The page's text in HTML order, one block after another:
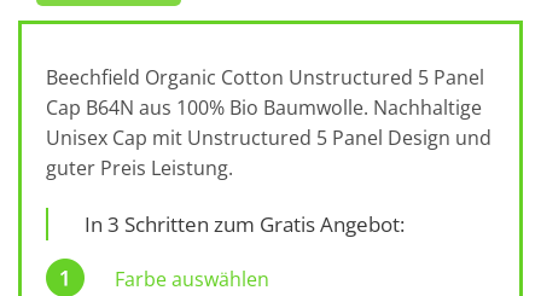
Beechfield Organic Cotton Unstructured 5 Panel
Cap B64N aus 100% Bio Baumwolle. Nachhaltige
Unisex Cap mit Unstructured 5 Panel Design und
guter Preis Leistung.
In 3 Schritten zum Gratis Angebot:
Farbe auswählen